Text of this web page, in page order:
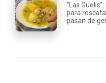
“Las
para
pasan de